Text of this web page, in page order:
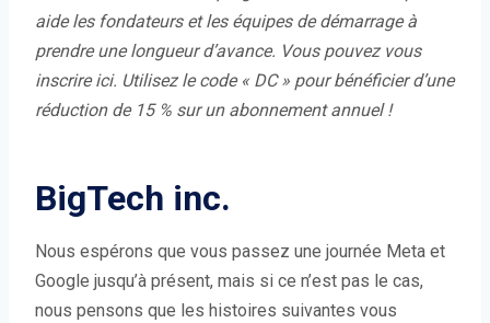
aide les fondateurs et les équipes de démarrage à
prendre une longueur d’avance. Vous pouvez vous
inscrire ici. Utilisez le code « DC » pour bénéficier d’une
réduction de 15 % sur un abonnement annuel !
BigTech inc.
Nous espérons que vous passez une journée Meta et
Google jusqu’à présent, mais si ce n’est pas le cas,
nous pensons que les histoires suivantes vous